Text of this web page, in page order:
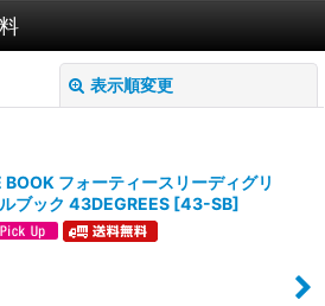
表示順変更
フォーティースリーディグリ
ブック 43DEGREES [43-SB]